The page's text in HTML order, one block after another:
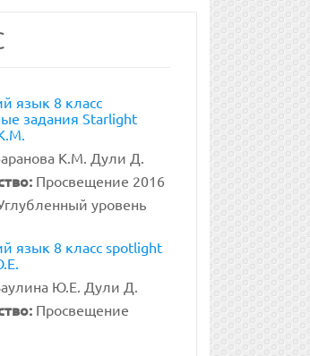
язык 8 класс
задания Starlight
К.М. Дули Д.
Просвещение 2016
уровень
язык 8 класс spotlight
Ю.Е. Дули Д.
Просвещение